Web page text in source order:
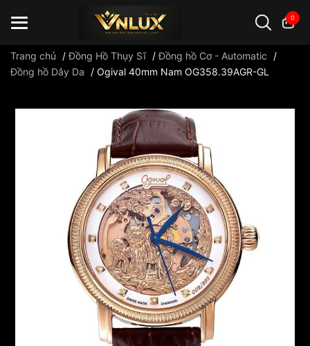
0
Trang chủ /Đồng Hồ Thụy Sĩ /Đồng hồ Cơ - Automatic
/
Đồng hồ Dây Da
/ Ogival 40mm Nam OG358.39AGR-GL